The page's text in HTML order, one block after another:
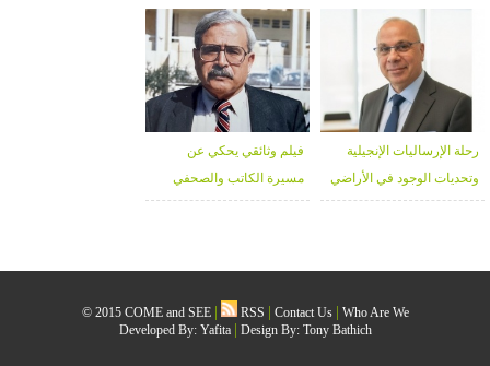
رحلة الإرساليات الإنجيلية
وتحديات الوجود في الأراضي
المقدسة - منذر زبانه
فيلم وثائقي يحكي عن
مسيرة الكاتب والصحفي
عطاالله منصور 1934-2026
© 2015 COME and SEE RSS Contact Us
Who Are We
Developed By: Yafita Design By: Tony Bathich